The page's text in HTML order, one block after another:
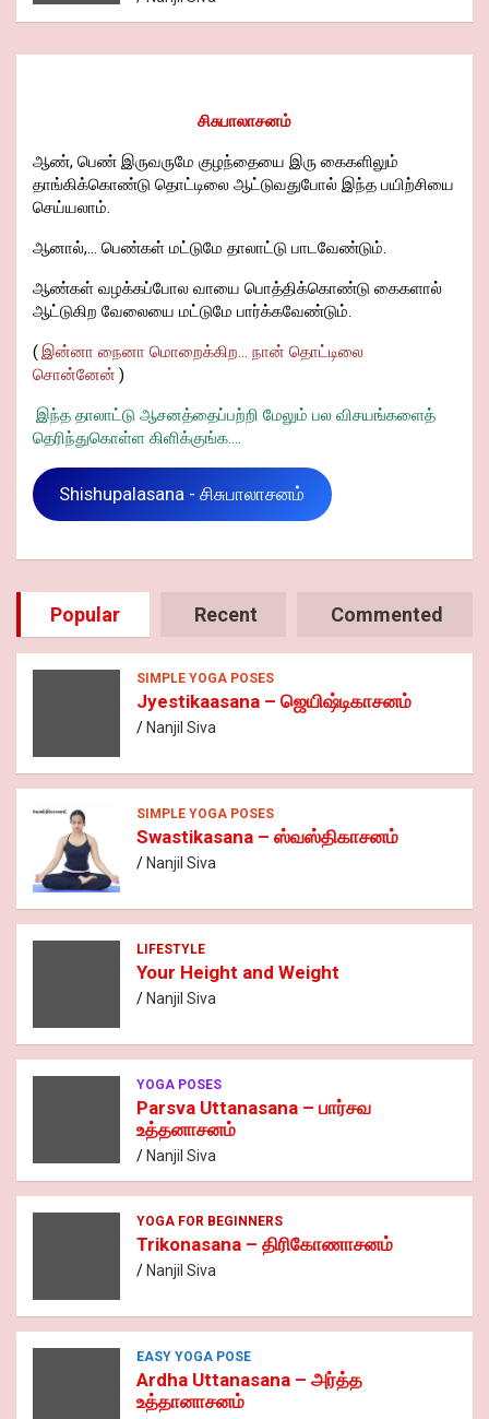
சிசுபாலாசனம்
ஆண், பெண் இருவருமே குழந்தையை இரு கைகளிலும்
தாங்கிக்கொண்டு தொட்டிலை ஆட்டுவதுபோல் இந்த பயிற்சியை
செய்யலாம்.
ஆனால்,... பெண்கள் மட்டுமே தாலாட்டு பாடவேண்டும்.
ஆண்கள் வழக்கப்போல வாயை பொத்திக்கொண்டு கைகளால்
ஆட்டுகிற வேலையை மட்டுமே பார்க்கவேண்டும்.
(இன்னா நைனா மொறைக்கிற... நான் தொட்டிலை
சொன்னேன் )
இந்த தாலாட்டு ஆசனத்தைப்பற்றி மேலும் பல விசயங்களைத்
தெரிந்துகொள்ள கிளிக்குங்க....
Shishupalasana - சிசுபாலாசனம்
Popular Recent Commented
SIMPLE YOGA POSES
Jyestikaasana – ஜெயிஷ்டிகாசனம்
Nanjil Siva
SIMPLE YOGA POSES
Swastikasana – ஸ்வஸ்திகாசனம்
Nanjil Siva
LIFESTYLE
Your Height and Weight
Nanjil Siva
YOGA POSES
Parsva Uttanasana – பார்சவ
உத்தனாசனம்
Nanjil Siva
YOGA FOR BEGINNERS
Trikonasana – திரிகோணாசனம்
Nanjil Siva
EASY YOGA POSE
Ardha Uttanasana – அர்த்த
உத்தானாசனம்